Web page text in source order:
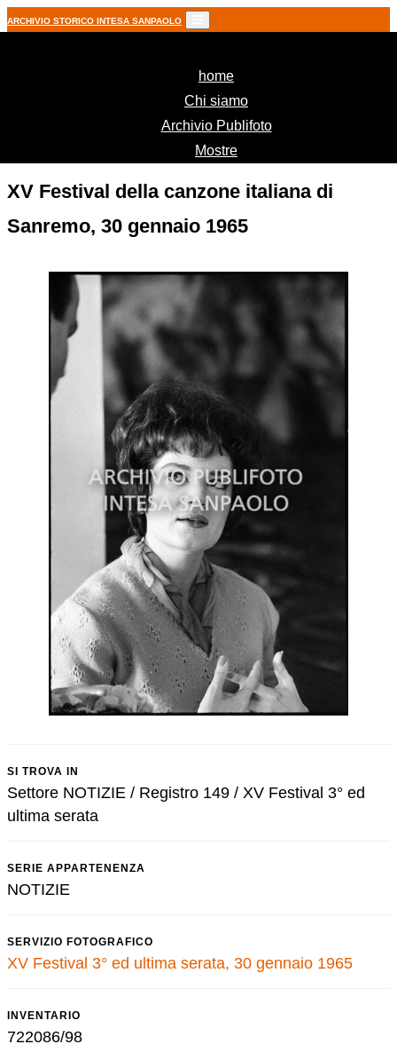
ARCHIVIO STORICO INTESA SANPAOLO
home(current)
Chi siamo
Archivio Publifoto
Mostre
XV Festival della canzone italiana di
Sanremo, 30 gennaio 1965
SI TROVA IN
Settore NOTIZIE / Registro 149 / XV Festival 3° ed
ultima serata
SERIE APPARTENENZA
NOTIZIE
SERVIZIO FOTOGRAFICO
XV Festival 3° ed ultima serata, 30 gennaio 1965
INVENTARIO
722086/98